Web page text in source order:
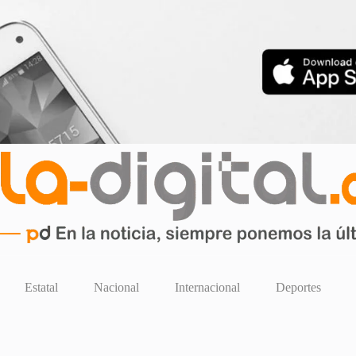
Estatal Nacional Internacional Deportes